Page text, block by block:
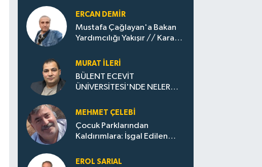
ERCAN DEMIR
Mustafa Çağlayan'a Bakan
Yardımcılığı Yakışır // ​Kara
Zonguldak'ın Dönüşümü..
MURAT İLERI
BÜLENT ECEVİT
ÜNİVERSİTESİ'NDE NELER
MEHMET ÇELEBI
Çocuk Parklarından
Kaldırımlara: İşgal Edilen
Evler Çöp Dolu
EROL SARIAL